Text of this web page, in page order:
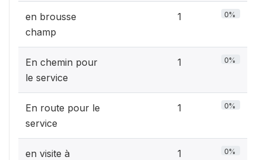
en brousse
champ
1 0%
En chemin pour
le service
1 0%
En route pour le
service
1 0%
en visite à
1 0%